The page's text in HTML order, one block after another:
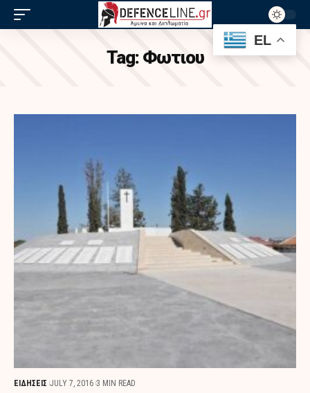
Tag: Φωτιου
ΕΙΔΗΣΕΙΣ JULY 7, 2016 3 MIN READ
EL